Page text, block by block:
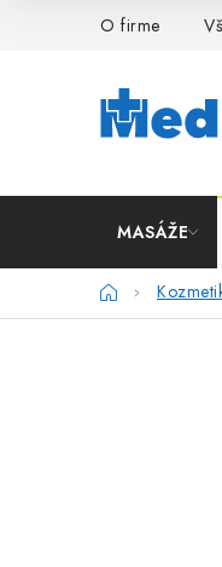
O firme
MASÁŽE
Domov